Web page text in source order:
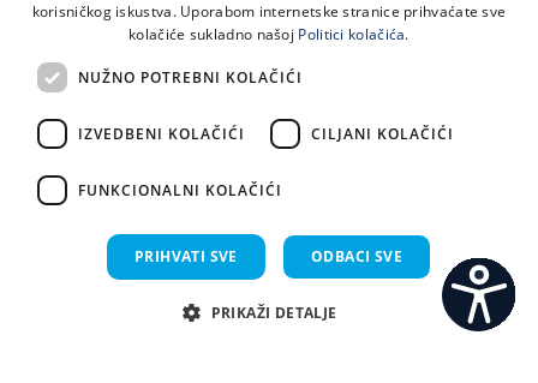
LINKOVI
Uvjeti korištenja
korisničkog iskustva. Uporabom internetske stranice prihvaćate sve
kolačiće sukladno našoj Politici kolačića.
NUŽNO POTREBNI KOLAČIĆI
IZVEDBENI KOLAČIĆI CILJANI KOLAČIĆI
FUNKCIONALNI KOLAČIĆI
PRIHVATI SVE ODBACI SVE
PRIKAŽI DETALJE